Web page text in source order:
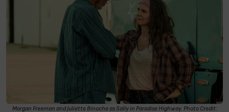
Morgan Freeman and Juliette Binoche as Sally in Paradise Highway. Photo Credit: